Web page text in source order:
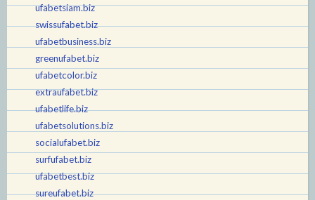
ufabetsiam.biz
swissufabet.biz
ufabetbusiness.biz
greenufabet.biz
ufabetcolor.biz
extraufabet.biz
ufabetlife.biz
ufabetsolutions.biz
socialufabet.biz
surfufabet.biz
ufabetbest.biz
sureufabet.biz